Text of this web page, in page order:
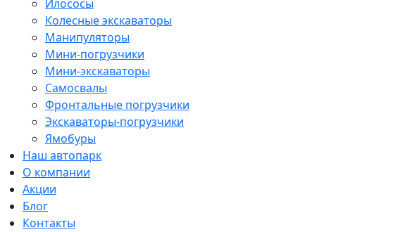
Илососы
Колесные экскаваторы
Манипуляторы
Мини-погрузчики
Мини-экскаваторы
Самосвалы
Фронтальные погрузчики
Экскаваторы-погрузчики
Ямобуры
Наш автопарк
О компании
Акции
Блог
Контакты